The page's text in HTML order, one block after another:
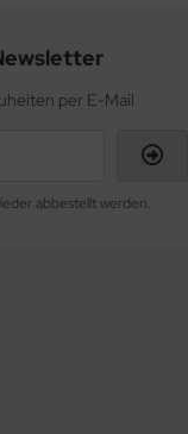
per E-Mail
abbestellt werden.